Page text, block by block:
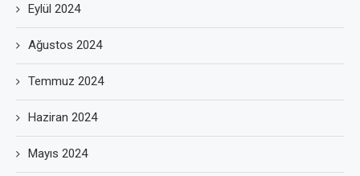
Eylül 2024
Ağustos 2024
Temmuz 2024
Haziran 2024
Mayıs 2024